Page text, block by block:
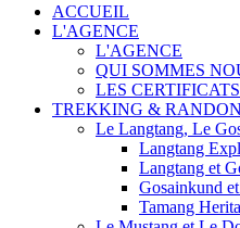
ACCUEIL
L'AGENCE
L'AGENCE
QUI SOMMES
LES
TREKKING &
Le Langtang, Le
Langtang
Langtang et
Gosainkund
Tamang